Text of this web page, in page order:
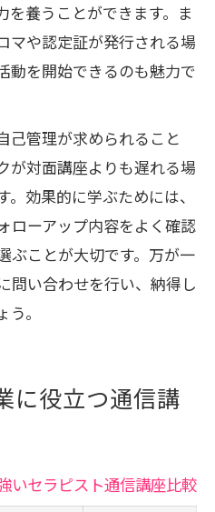
を養うことができます。ま
マや認定証が発行される場
動を開始できるのも魅力で
己管理が求められること
が対面講座よりも遅れる場
効果的に学ぶためには、
ローアップ内容をよく確認
ぶことが大切です。万が一
問い合わせを行い、納得し
。
に役立つ通信講
いセラピスト通信講座比較